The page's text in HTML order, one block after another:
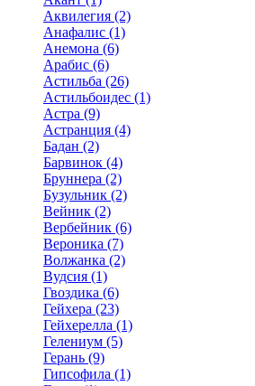
Аквилегия (2)
Анафалис (1)
Анемона (6)
Арабис (6)
Астильба (26)
Астильбоидес (1)
Астра (9)
Астранция (4)
Бадан (2)
Барвинок (4)
Бруннера (2)
Бузульник (2)
Вейник (2)
Вербейник (6)
Вероника (7)
Волжанка (2)
Вудсия (1)
Гвоздика (6)
Гейхера (23)
Гейхерелла (1)
Гелениум (5)
Герань (9)
Гипсофила (1)